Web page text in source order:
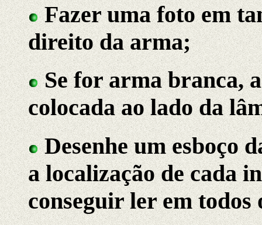
Fazer uma foto em
direito da arma;
Se for arma branca,
colocada ao lado da
Desenhe um esboço
a localização de cada
conseguir ler em todos